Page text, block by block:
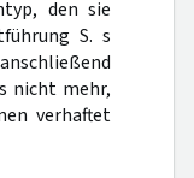
den sie
S. s
nicht mehr,
verhaftet